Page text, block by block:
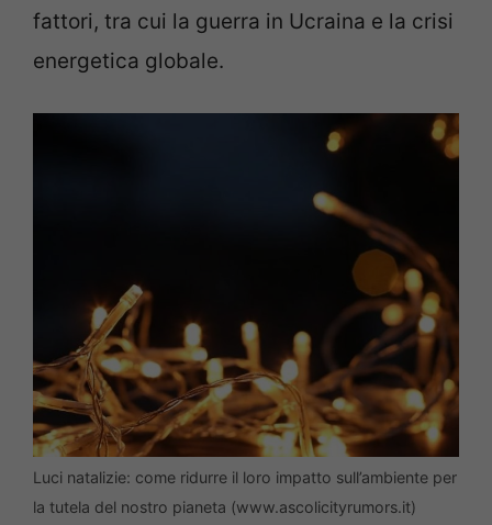
fattori, tra cui la guerra in Ucraina e la crisi
energetica globale.
Luci natalizie: come ridurre il loro impatto sull’ambiente per
la tutela del nostro pianeta (www.ascolicityrumors.it)